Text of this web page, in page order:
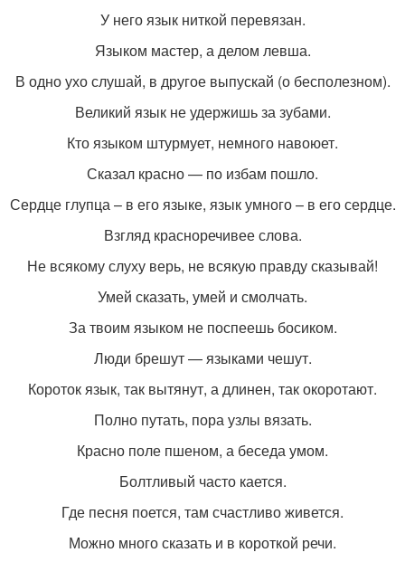
У него язык ниткой перевязан.
Языком мастер, а делом левша.
В одно ухо слушай, в другое выпускай (о бесполезном).
Великий язык не удержишь за зубами.
Кто языком штурмует, немного навоюет.
Сказал красно — по избам пошло.
Сердце глупца – в его языке, язык умного – в его сердце.
Взгляд красноречивее слова.
Не всякому слуху верь, не всякую правду сказывай!
Умей сказать, умей и смолчать.
За твоим языком не поспеешь босиком.
Люди брешут — языками чешут.
Короток язык, так вытянут, а длинен, так окоротают.
Полно путать, пора узлы вязать.
Красно поле пшеном, а беседа умом.
Болтливый часто кается.
Где песня поется, там счастливо живется.
Можно много сказать и в короткой речи.